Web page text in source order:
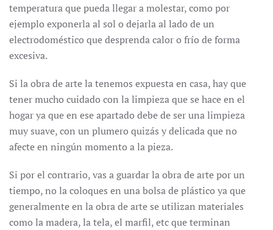
temperatura que pueda llegar a molestar, como por
ejemplo exponerla al sol o dejarla al lado de un
electrodoméstico que desprenda calor o frío de forma
excesiva.
Si la obra de arte la tenemos expuesta en casa, hay que
tener mucho cuidado con la limpieza que se hace en el
hogar ya que en ese apartado debe de ser una limpieza
muy suave, con un plumero quizás y delicada que no
afecte en ningún momento a la pieza.
Si por el contrario, vas a guardar la obra de arte por un
tiempo, no la coloques en una bolsa de plástico ya que
generalmente en la obra de arte se utilizan materiales
como la madera, la tela, el marfil, etc que terminan